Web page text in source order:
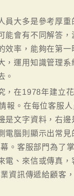
員大多是參考厚
能會有不同解答，
效率，能夠在第一
，運用知識管理
。
，在1978年建立
報。在每位客服
是文字資料，右邊
腦則顯示出常見
。客服部門為了
電、來信或傳真，
資訊傳遞給顧客